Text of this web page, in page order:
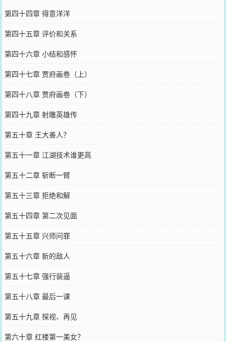
第四十四章 得意洋洋
第四十五章 评价和关系
第四十六章 小结和感怀
第四十七章 贾府画卷（上）
第四十八章 贾府画卷（下）
第四十九章 射雕英雄传
第五十章 王大善人？
第五十一章 江湖技术谁更高
第五十二章 斩断一臂
第五十三章 拒绝和解
第五十四章 第二次见面
第五十五章 兴师问罪
第五十六章 新的敌人
第五十七章 强行装逼
第五十八章 最后一课
第五十九章 探视、再见
第六十章 红楼第一美女？